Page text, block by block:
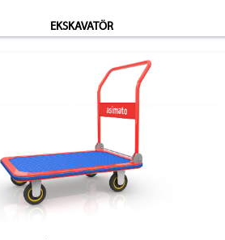
EKSKAVATÖR